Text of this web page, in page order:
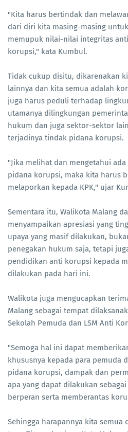
"Kita harus bertindak dan
dari diri kita masing-masing
memupuk nilai-nilai integritas
korupsi," kata Kumbul.
Tidak cukup disitu, dikarenakan
lainnya dan kita semua adalah
juga harus peduli terhadap
utamanya dilingkungan
hukum dan juga sektor-sektor
terjadinya tindak pidana korupsi.
"Jika melihat dan mengetahui
pidana korupsi, maka kita harus
melaporkan kepada KPK," ujar
Sementara itu, Walikota Malang
menyampaikan apresiasi yang
upaya yang masif dilakukan,
penegakan hukum saja, tetapi
pendidikan anti korupsi kepada
dilakukan pada hari ini.
Walikota juga mengucapkan
Malang sebagai tempat
Sekolah Pemuda dan LSM Anti
"Semoga hal ini dapat
khususnya kepada para pemuda
pidana korupsi, dampak dan
apa yang dapat dilakukan
berperan serta memberantas
Sehingga harapannya kita semua